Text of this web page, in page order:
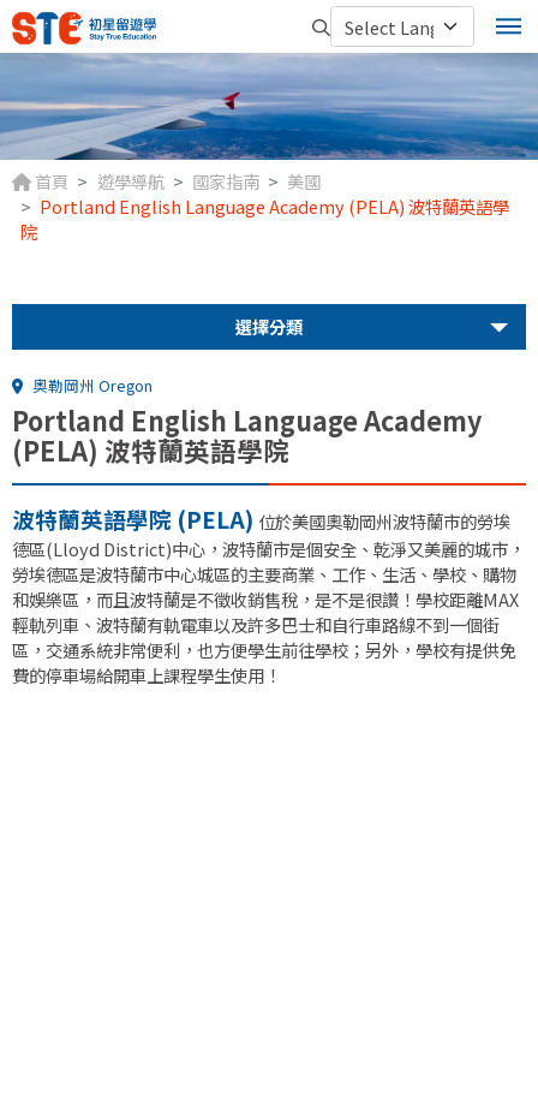
首頁 遊學導航 國家指南
美國
Portland English Language Academy (PELA) 波特蘭英語學
院
選擇分類
奧勒岡州 Oregon
Portland English Language Academy
(PELA) 波特蘭英語學院
波特蘭英語學院 (PELA) 位於美國奧勒岡州波特蘭市的勞埃
德區(Lloyd District)中心，波特蘭市是個安全、乾淨又美麗的城市，
勞埃德區是波特蘭市中心城區的主要商業、工作、生活、學校、購物
和娛樂區，而且波特蘭是不徵收銷售稅，是不是很讚！學校距離MAX
輕軌列車、波特蘭有軌電車以及許多巴士和自行車路線不到一個街
區，交通系統非常便利，也方便學生前往學校；另外，學校有提供免
費的停車場給開車上課程學生使用！